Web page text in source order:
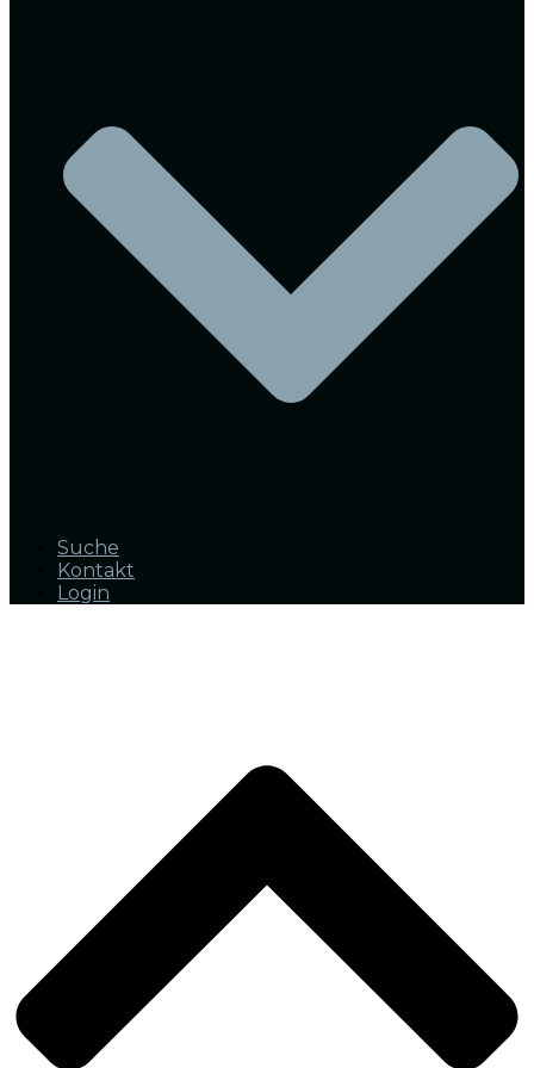
Suche
Kontakt
Login